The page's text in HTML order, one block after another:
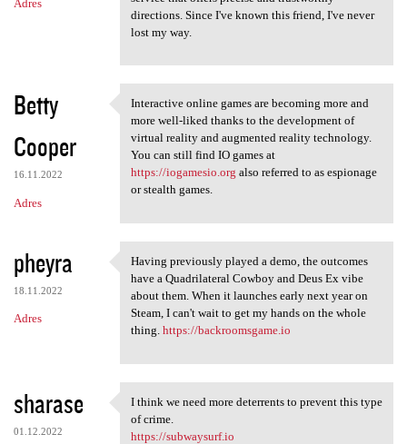
Adres
directions. Since I've known this friend, I've never
lost my way.
Betty
Cooper
16.11.2022
Adres
Interactive online games are
Interactive online games are becoming more and
more well-liked thanks to the development of
virtual reality and augmented reality technology.
You can still find IO games at
https://iogamesio.org also referred to as espionage
or stealth games.
pheyra
18.11.2022
Adres
Having previously played a
Having previously played a demo, the outcomes
have a Quadrilateral Cowboy and Deus Ex vibe
about them. When it launches early next year on
Steam, I can't wait to get my hands on the whole
thing. https://backroomsgame.io
sharase
01.12.2022
I think we need more
I think we need more deterrents to prevent this type
of crime.
https://subwaysurf.io